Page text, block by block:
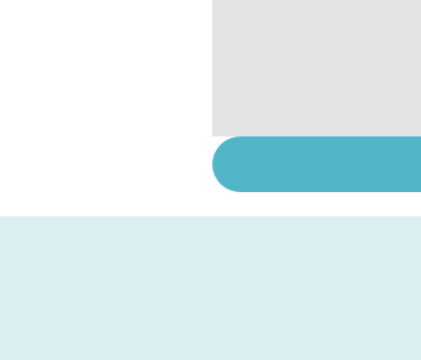
passage à l'acte